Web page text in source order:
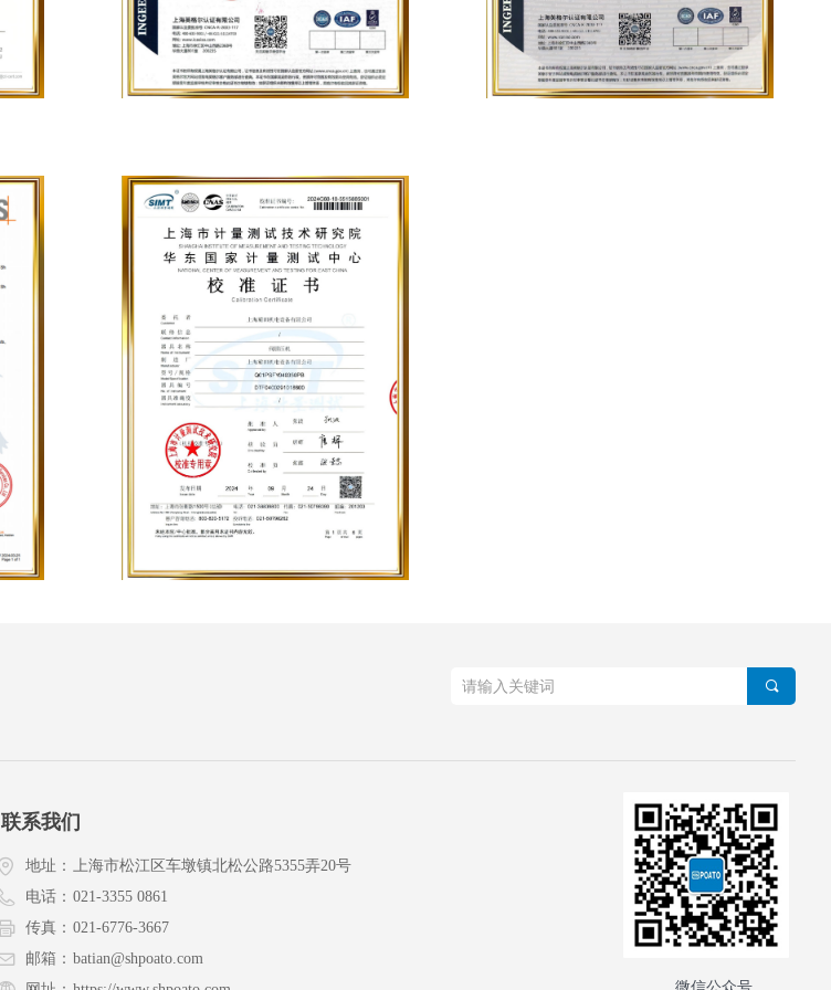
끠
联系我们
地址： 上海市松江区车墩镇北松公路5355弄20号
电话： 021-3355 0861
传真： 021-6776-3667
邮箱： batian@shpoato.com